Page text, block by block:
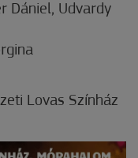
Dániel, Udvardy
Lovas Színház